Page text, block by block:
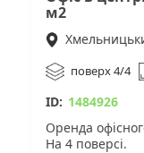
- нову плитку,
- шпаклювання
- сучасні
- мокрі точки в
м2
поверх 4/4
ID: 1484926
Оренда
На 4 поверсі.